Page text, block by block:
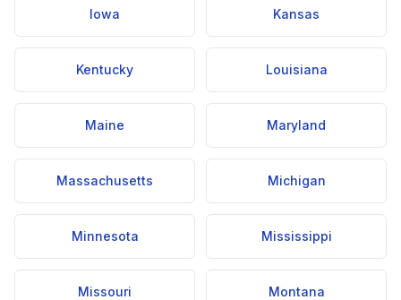
Iowa Kansas
Kentucky Louisiana
Maine Maryland
Massachusetts Michigan
Minnesota Mississippi
Missouri Montana